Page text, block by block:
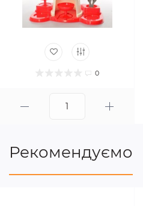
0
Рекомендуємо